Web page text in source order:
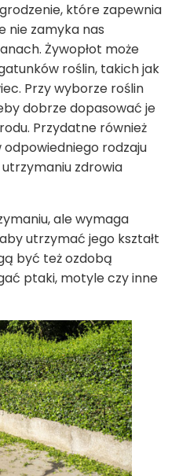
które zapewnia
nie zamyka nas
Żywopłot może
roślin, takich jak
Przy wyborze roślin
dobrze dopasować je
Przydatne również
rodzaju
zdrowia
ale wymaga
utrzymać jego kształt
być też ozdobą
ptaki, motyle czy inne